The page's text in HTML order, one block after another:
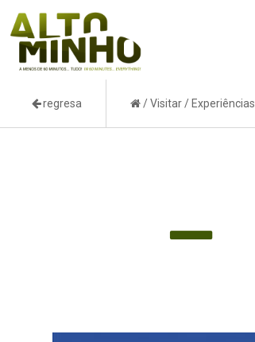
regresa /Visitar/ Experiências